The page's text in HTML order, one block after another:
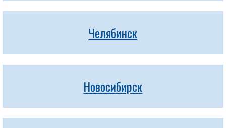
Челябинск
Новосибирск